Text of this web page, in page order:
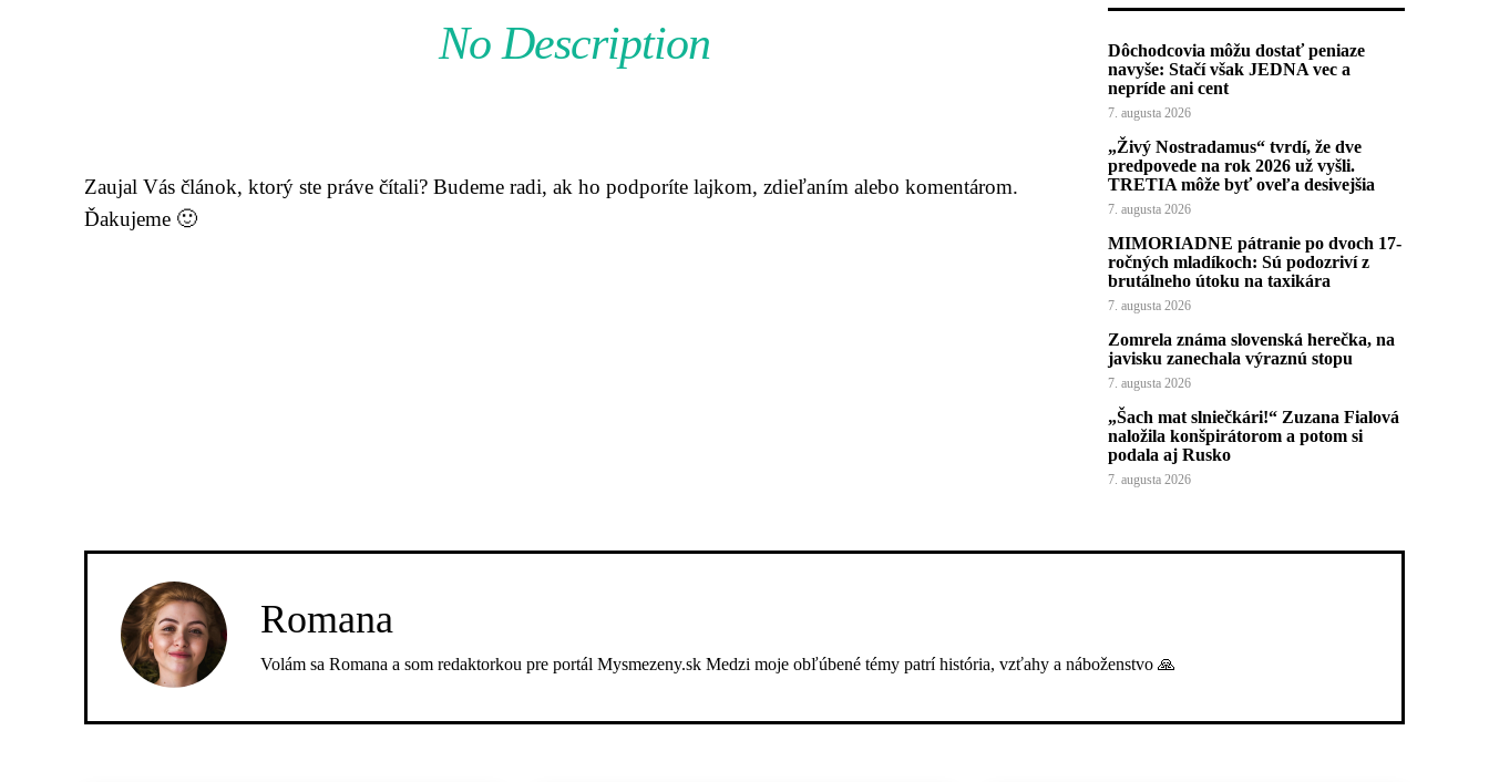
No Description
Zaujal Vás článok, ktorý ste práve čítali? Budeme radi, ak ho podporíte lajkom, zdieľaním alebo komentárom.
Ďakujeme 🙂
Dôchodcovia môžu dostať peniaze
navyše: Stačí však JEDNA vec a
nepríde ani cent
7. augusta 2026
„Živý Nostradamus“ tvrdí, že dve
predpovede na rok 2026 už vyšli.
TRETIA môže byť oveľa desivejšia
7. augusta 2026
MIMORIADNE pátranie po dvoch 17-
ročných mladíkoch: Sú podozriví z
brutálneho útoku na taxikára
7. augusta 2026
Zomrela známa slovenská herečka, na
javisku zanechala výraznú stopu
7. augusta 2026
„Šach mat slniečkári!“ Zuzana Fialová
naložila konšpirátorom a potom si
podala aj Rusko
7. augusta 2026
Romana
Volám sa Romana a som redaktorkou pre portál Mysmezeny.sk Medzi moje obľúbené témy patrí história, vzťahy a náboženstvo 🙏